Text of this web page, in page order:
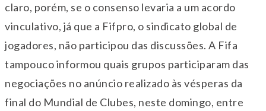
claro, porém, se o consenso levaria a um acordo
vinculativo, já que a Fifpro, o sindicato global de
jogadores, não participou das discussões. A Fifa
tampouco informou quais grupos participaram das
negociações no anúncio realizado às vésperas da
final do Mundial de Clubes, neste domingo, entre